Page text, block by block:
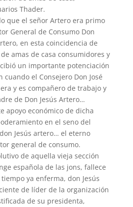
Thader.
que el señor Artero era primo
General de Consumo Don
en esta coincidencia de
amas de casa consumidores y
un importante potenciación
cuando el Consejero Don José
y es compañero de trabajo y
de Don Jesús Artero…
apoyo económico de dicha
en el seno del
Jesús artero… el eterno
general de consumo.
de aquella vieja sección
española de las jons, fallece
ya enferma, don Jesús
de líder de la organización
de su presidenta,